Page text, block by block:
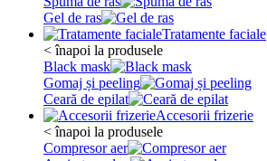
Gel de ras
Tratamente faciale
< înapoi la produsele
Black mask
Gomaj și peeling
Ceară de epilat
Accesorii frizerie
< înapoi la produsele
Compresor aer